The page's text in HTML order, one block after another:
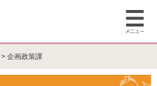
メ
> 企画政策課